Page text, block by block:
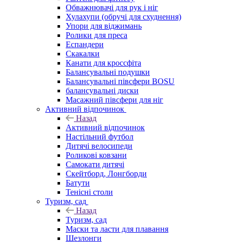
Обважнювачі для рук і ніг
Хулахупи (обручі для схуднення)
Упори для віджимань
Ролики для преса
Еспандери
Скакалки
Канати для кроссфіта
Балансувальні подушки
Балансувальні півсфери BOSU
балансувальні диски
Масажний півсфери для ніг
Активний відпочинок
Назад
Активний відпочинок
Настільний футбол
Дитячі велосипеди
Роликові ковзани
Самокати дитячі
Скейтборд, Лонгборди
Батути
Тенісні столи
Туризм, сад
Назад
Туризм, сад
Маски та ласти для плавання
Шезлонги